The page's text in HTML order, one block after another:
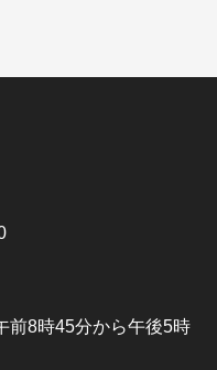
前8時45分から午後5時